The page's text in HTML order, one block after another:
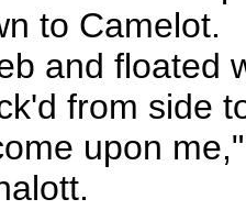
to Camelot.
and floated
from side
upon